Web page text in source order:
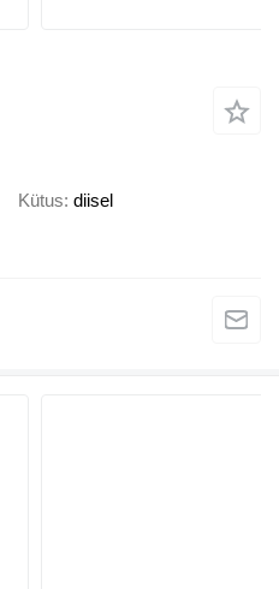
Kütus diisel